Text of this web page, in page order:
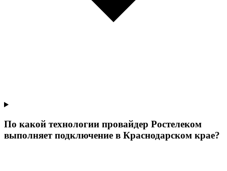
По какой технологии провайдер Ростелеком
выполняет подключение в Краснодарском крае?